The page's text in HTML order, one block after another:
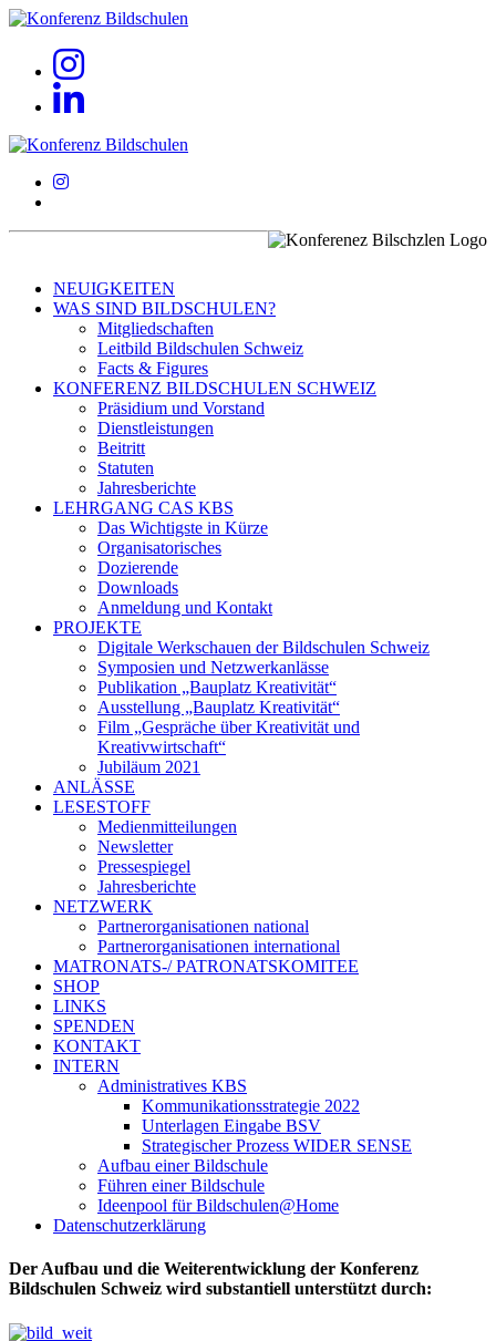
NEUIGKEITEN
WAS SIND BILDSCHULEN?
Mitgliedschaften
Leitbild Bildschulen Schweiz
Facts & Figures
KONFERENZ BILDSCHULEN SCHWEIZ
Präsidium und Vorstand
Dienstleistungen
Beitritt
Statuten
Jahresberichte
LEHRGANG CAS KBS
Das Wichtigste in Kürze
Organisatorisches
Dozierende
Downloads
Anmeldung und Kontakt
PROJEKTE
Digitale Werkschauen der Bildschulen Schweiz
Symposien und Netzwerkanlässe
Publikation „Bauplatz Kreativität“
Ausstellung „Bauplatz Kreativität“
Film „Gespräche über Kreativität und
Kreativwirtschaft“
Jubiläum 2021
ANLÄSSE
LESESTOFF
Medienmitteilungen
Newsletter
Pressespiegel
Jahresberichte
NETZWERK
Partnerorganisationen national
Partnerorganisationen international
MATRONATS-/ PATRONATSKOMITEE
SHOP
LINKS
SPENDEN
KONTAKT
INTERN
Administratives KBS
Kommunikationsstrategie 2022
Unterlagen Eingabe BSV
Strategischer Prozess WIDER SENSE
Aufbau einer Bildschule
Führen einer Bildschule
Ideenpool für Bildschulen@Home
Datenschutzerklärung
Der Aufbau und die Weiterentwicklung der Konferenz
Bildschulen Schweiz wird substantiell unterstützt durch: